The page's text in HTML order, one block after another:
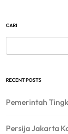
CARI
RECENT POSTS
Pemerintah
Persija Jakarta